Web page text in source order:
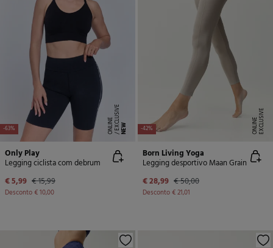
-63% NEW
E
X
C
L
U
SI
V
E
O
N
LI
N
E
Only Play
Legging ciclista com debrum
€ 5,99 € 15,99
Desconto€ 10,00
-42% E
X
C
L
U
SI
V
E
O
N
LI
N
E
Born Living Yoga
Legging desportivo Maan Grain
€ 28,99 € 50,00
Desconto€ 21,01